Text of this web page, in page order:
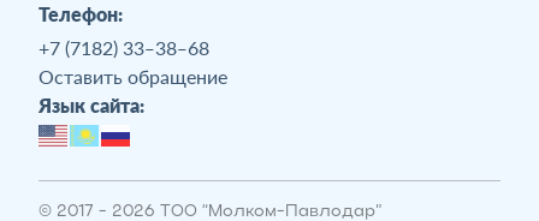
Телефон:
+7 (7182) 33‒38‒68
Оставить обращение
Язык сайта:
© 2017 - 2026 ТОО “Молком-Павлодар”